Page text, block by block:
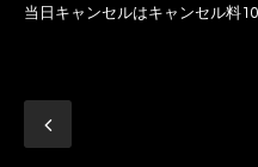
当日キャンセルはキャンセル料